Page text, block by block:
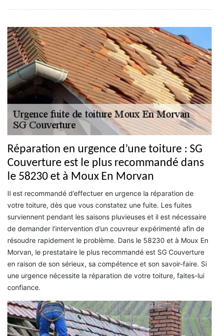
Réparation en urgence d’une toiture : SG
Couverture est le plus recommandé dans
le 58230 et à Moux En Morvan
Il est recommandé d’effectuer en urgence la réparation de
votre toiture, dès que vous constatez une fuite. Les fuites
surviennent pendant les saisons pluvieuses et il est nécessaire
de demander l’intervention d’un couvreur expérimenté afin de
résoudre rapidement le problème. Dans le 58230 et à Moux En
Morvan, le prestataire le plus recommandé est SG Couverture
en raison de son sérieux, sa compétence et son savoir-faire. Si
une urgence nécessite la réparation de votre toiture, faites-lui
confiance.